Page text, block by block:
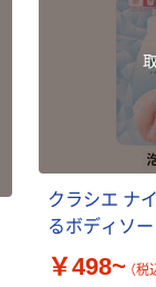
クラシエ ナ
るボディソ
￥498~ （税